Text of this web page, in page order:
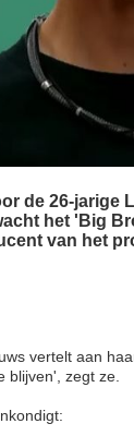
de 26-jarige
het 'Big
van het
vertelt aan
blijven', zegt ze.